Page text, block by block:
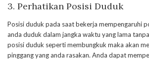
3. Perhatikan Posisi Duduk
Posisi duduk pada saat bekerja mempengaruhi
anda duduk dalam jangka waktu yang lama
posisi duduk seperti membungkuk maka akan
pinggang yang anda rasakan. Anda dapat